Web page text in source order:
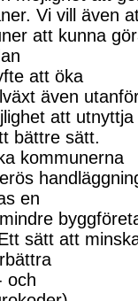
Vi vill även
att kunna
att öka
även
att utnyttja
bättre sätt.
kommunerna
en
sätt att
och